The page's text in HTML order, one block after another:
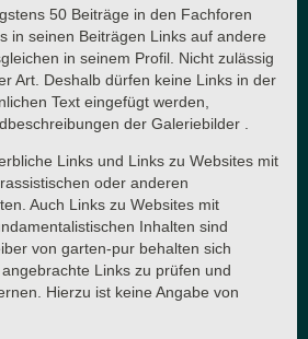
50 Beiträge in den Fachforen
in seinen Beiträgen Links auf andere
in seinem Profil. Nicht zulässig
Art. Deshalb dürfen keine Links in der
Text eingefügt werden,
der Galeriebilder .
Links und Links zu Websites mit
oder anderen
Auch Links zu Websites mit
Inhalten sind
von garten-pur behalten sich
Links zu prüfen und
Hierzu ist keine Angabe von